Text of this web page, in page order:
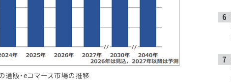
通販・eコマース市場の推移